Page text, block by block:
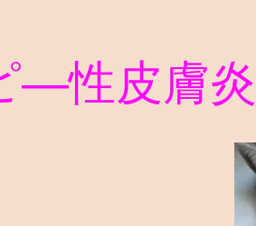
―性皮膚炎